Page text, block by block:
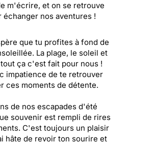
m'écrire, et on se retrouve
échanger nos aventures !
que tu profites à fond de
La plage, le soleil et
ça c'est fait pour nous !
impatience de te retrouver
ces moments de détente.
de nos escapades d'été
souvenir est rempli de rires
C'est toujours un plaisir
hâte de revoir ton sourire et